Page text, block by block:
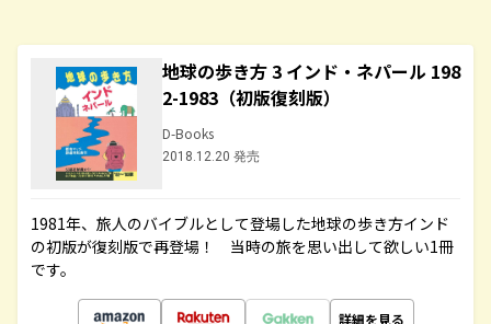
地球の歩き方 3 インド・ネパール 198
2-1983（初版復刻版）
D-Books
2018.12.20 発売
1981年、旅人のバイブルとして登場した地球の歩き方インド
の初版が復刻版で再登場！ 当時の旅を思い出して欲しい1冊
です。
詳細を見る